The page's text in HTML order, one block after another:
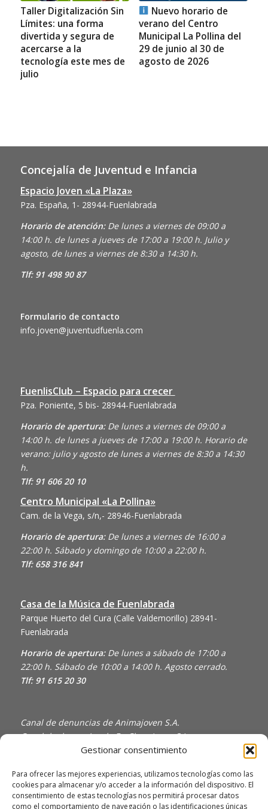
Gestionar consentimiento
Para ofrecer las mejores experiencias, utilizamos tecnologías como las
cookies para almacenar y/o acceder a la información del dispositivo. El
consentimiento de estas tecnologías nos permitirá procesar datos
como el comportamiento de navegación o las identificaciones únicas
Taller Digitalización Sin
Límites: una forma
divertida y segura de
acercarse a la
tecnología este mes de
julio
Nuevo horario de
verano del Centro
Municipal La Pollina del
29 de junio al 30 de
agosto de 2026
Concejalía de Juventud e Infancia
Espacio Joven «La Plaza»
Pza. España, 1- 28944-Fuenlabrada
Horario de atención: De lunes a viernes de 09:00 a
14:00 h. de lunes a jueves de 17:00 a 19:00 h. Julio y
agosto, de lunes a viernes de 8:30 a 14:30 h.
Tlf: 91 498 90 87
Formulario de contacto
info.joven@juventudfuenla.com
FuenlisClub – Espacio para crecer
Pza. Poniente, 5 bis- 28944-Fuenlabrada
Horario de apertura:De lunes a viernes de 09:00 a
14:00 h. de lunes a jueves de 17:00 a 19:00 h. Horario de
verano: julio y agosto de lunes a viernes de 8:30 a 14:30
h.
Tlf: 91 606 20 10
Centro Municipal «La Pollina»
Cam. de la Vega, s/n,- 28946-Fuenlabrada
Horario de apertura: De lunes a viernes de 16:00 a
22:00 h. Sábado y domingo de 10:00 a 22:00 h.
Tlf: 658 316 841
Casa de la Música de Fuenlabrada
Parque Huerto del Cura (Calle Valdemorillo) 28941-
Fuenlabrada
Horario de apertura: De lunes a sábado de 17:00 a
22:00 h. Sábado de 10:00 a 14:00 h. Agosto cerrado.
Tlf: 91 615 20 30
Canal de denuncias de Animajoven S.A.
Canal de denuncias de En Clave Joven S.L.
Política de Privacidad y Uso de Cookies
Política de calidad